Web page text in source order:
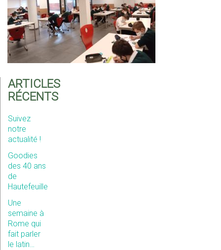
ARTICLES
RÉCENTS
Suivez
notre
actualité !
Goodies
des 40 ans
de
Hautefeuille
Une
semaine à
Rome qui
fait parler
le latin…